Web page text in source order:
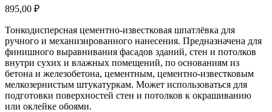
895,00 ₽
Тонкодисперсная цементно-известковая шпатлёвка для
ручного и механизированного нанесения. Предназначена для
финишного выравнивания фасадов зданий, стен и потолков
внутри сухих и влажных помещений, по основаниям из
бетона и железобетона, цементным, цементно-известковым
мелкозернистым штукатуркам. Может использоваться для
подготовки поверхностей стен и потолков к окрашиванию
или оклейке обоями.